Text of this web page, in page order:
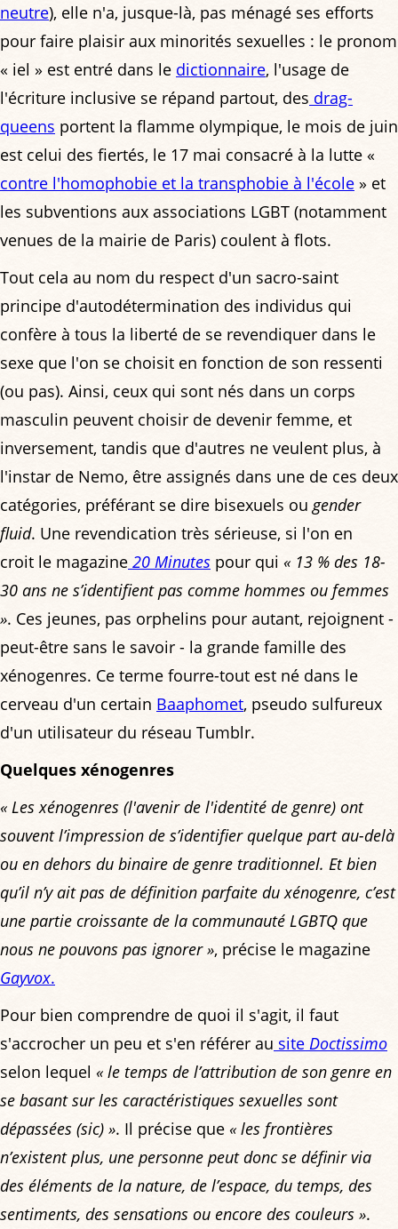
neutre), elle n'a, jusque-là, pas ménagé ses efforts
pour faire plaisir aux minorités sexuelles : le pronom
« iel » est entré dans le dictionnaire, l'usage de
l'écriture inclusive se répand partout, des drag-
queens portent la flamme olympique, le mois de juin
est celui des fiertés, le 17 mai consacré à la lutte «
contre l'homophobie et la transphobie à l'école » et
les subventions aux associations LGBT (notamment
venues de la mairie de Paris) coulent à flots.
Tout cela au nom du respect d'un sacro-saint
principe d'autodétermination des individus qui
confère à tous la liberté de se revendiquer dans le
sexe que l'on se choisit en fonction de son ressenti
(ou pas). Ainsi, ceux qui sont nés dans un corps
masculin peuvent choisir de devenir femme, et
inversement, tandis que d'autres ne veulent plus, à
l'instar de Nemo, être assignés dans une de ces deux
catégories, préférant se dire bisexuels ou gender
fluid. Une revendication très sérieuse, si l'on en
croit le magazine 20 Minutes pour qui « 13 % des 18-
30 ans ne s’identifient pas comme hommes ou femmes
». Ces jeunes, pas orphelins pour autant, rejoignent -
peut-être sans le savoir - la grande famille des
xénogenres. Ce terme fourre-tout est né dans le
cerveau d'un certain Baaphomet, pseudo sulfureux
d'un utilisateur du réseau Tumblr.
Quelques xénogenres
« Les xénogenres (l'avenir de l'identité de genre) ont
souvent l’impression de s’identifier quelque part au-delà
ou en dehors du binaire de genre traditionnel. Et bien
qu’il n’y ait pas de définition parfaite du xénogenre, c’est
une partie croissante de la communauté LGBTQ que
nous ne pouvons pas ignorer », précise le magazine
Gayvox.
Pour bien comprendre de quoi il s'agit, il faut
s'accrocher un peu et s'en référer au site Doctissimo
selon lequel « le temps de l’attribution de son genre en
se basant sur les caractéristiques sexuelles sont
dépassées (sic) ». Il précise que « les frontières
n’existent plus, une personne peut donc se définir via
des éléments de la nature, de l’espace, du temps, des
sentiments, des sensations ou encore des couleurs ».